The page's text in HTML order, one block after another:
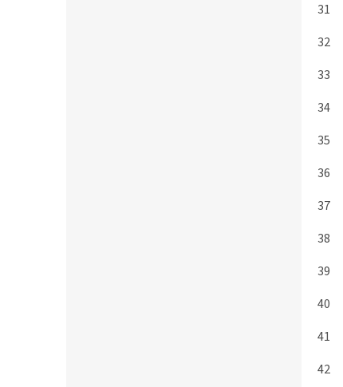
31
32
33
34
35
36
37
38
39
40
41
42